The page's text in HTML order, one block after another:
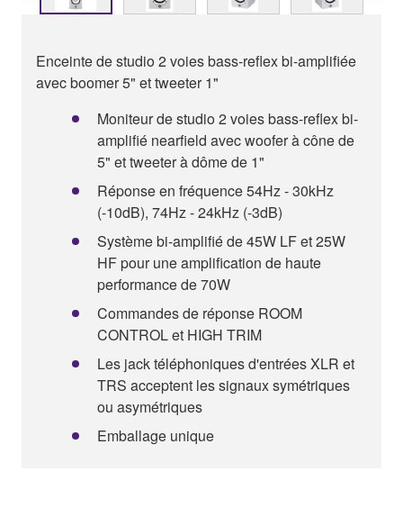
Enceinte de studio 2 voies bass-reflex bi-amplifiée
avec boomer 5" et tweeter 1"
Moniteur de studio 2 voies bass-reflex bi-
amplifié nearfield avec woofer à cône de
5" et tweeter à dôme de 1"
Réponse en fréquence 54Hz - 30kHz
(-10dB), 74Hz - 24kHz (-3dB)
Système bi-amplifié de 45W LF et 25W
HF pour une amplification de haute
performance de 70W
Commandes de réponse ROOM
CONTROL et HIGH TRIM
Les jack téléphoniques d'entrées XLR et
TRS acceptent les signaux symétriques
ou asymétriques
Emballage unique